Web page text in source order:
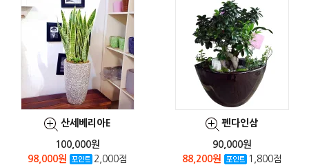
산세베리아E
100,000원
98,000원
2,000점
펜다인삼
90,000원
88,200원
1,800점